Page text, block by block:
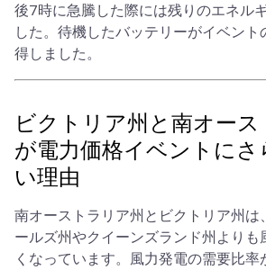
後7時に急騰した際には残りのエネル
した。待機したバッテリーがイベン
得しました。
ビクトリア州と南オー
が電力価格イベントに
い理由
南オーストラリア州とビクトリア州は
ールズ州やクイーンズランド州よりも
くなっています。風力発電の需要比